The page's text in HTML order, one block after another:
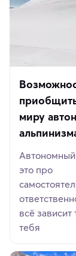
миру
это про
всё зависит
тебя